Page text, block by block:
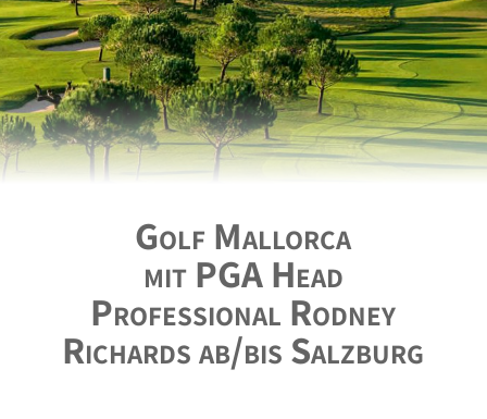
Golf Mallorca
mit PGA Head
Professional Rodney
Richards ab/bis Salzburg